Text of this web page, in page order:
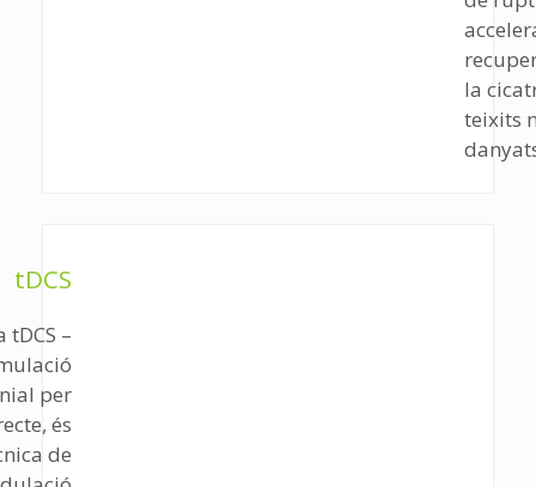
la
teixits
tDCS
tDCS –
per
és
de